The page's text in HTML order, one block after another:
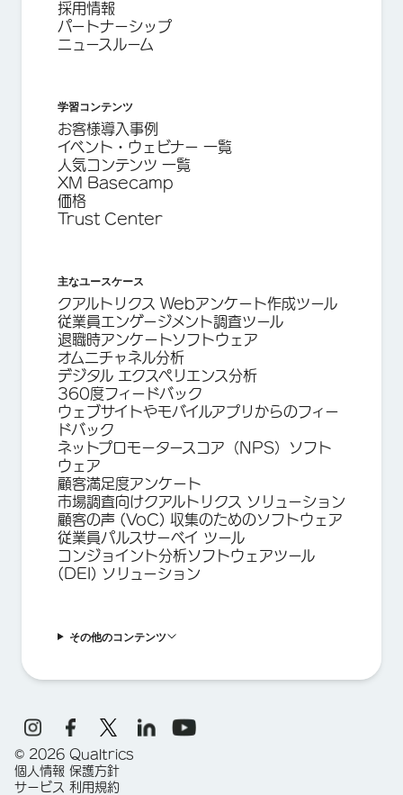
採用情報
パートナーシップ
ニュースルーム
学習コンテンツ
お客様導入事例
イベント・ウェビナー 一覧
人気コンテンツ 一覧
XM Basecamp
価格
Trust Center
主なユースケース
クアルトリクス Webアンケート作成ツール
従業員エンゲージメント調査ツール
退職時アンケートソフトウェア
オムニチャネル分析
デジタル エクスペリエンス分析
360度フィードバック
ウェブサイトやモバイルアプリからのフィー
ドバック
ネットプロモータースコア（NPS）ソフト
ウェア
顧客満足度アンケート
市場調査向けクアルトリクス ソリューション
顧客の声 (VoC) 収集のためのソフトウェア
従業員パルスサーベイ ツール
コンジョイント分析ソフトウェアツール
(DEI) ソリューション
その他のコンテンツ
© 2026 Qualtrics
個人情報 保護方針
サービス 利用規約